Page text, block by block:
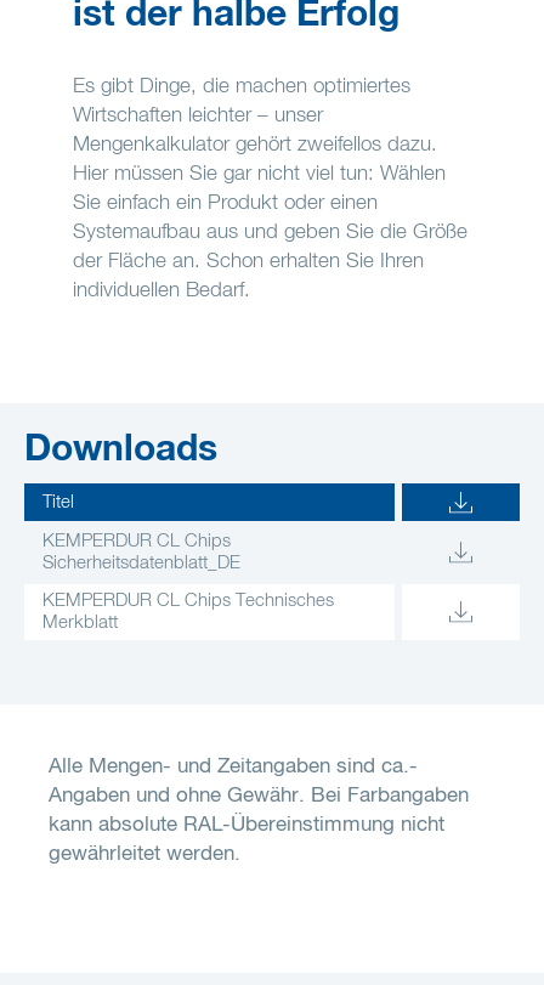
ist der halbe Erfolg
Es gibt Dinge, die machen optimiertes
Wirtschaften leichter – unser
Mengenkalkulator gehört zweifellos dazu.
Hier müssen Sie gar nicht viel tun: Wählen
Sie einfach ein Produkt oder einen
Systemaufbau aus und geben Sie die Größe
der Fläche an. Schon erhalten Sie Ihren
individuellen Bedarf.
Downloads
Titel
KEMPERDUR CL Chips
Sicherheitsdatenblatt_DE
KEMPERDUR CL Chips Technisches
Merkblatt
Alle Mengen- und Zeitangaben sind ca.-
Angaben und ohne Gewähr. Bei Farbangaben
kann absolute RAL-Übereinstimmung nicht
gewährleitet werden.